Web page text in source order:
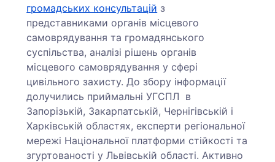
громадських консультацій з
представниками органів місцевого
самоврядування та громадянського
суспільства, аналізі рішень органів
місцевого самоврядування у сфері
цивільного захисту. До збору інформації
долучились приймальні УГСПЛ в
Запорізькій, Закарпатській, Чернігівській і
Харківській областях, експерти регіональної
мережі Національної платформи стійкості та
згуртованості у Львівській області. Активно